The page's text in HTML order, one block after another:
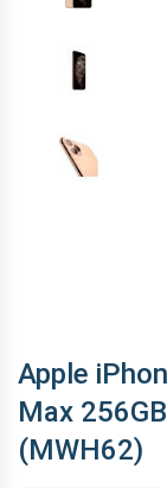
Apple
Max
(MWH62)